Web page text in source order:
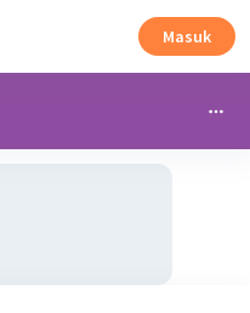
Masuk